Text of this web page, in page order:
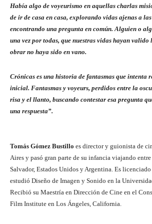
Había algo de voyeurismo en aquellas charlas
de ir de casa en casa, explorando vidas ajenas a
encontrando una pregunta en común. Alguien o
una vez por todas, que nuestras vidas hayan valido
obrar no haya sido en vano.
Crónicas es una historia de fantasmas que intenta
inicial. Fantasmas y voyeurs, perdidos entre la
risa y el llanto, buscando contestar esa pregunta
una respuesta”.
Tomás Gómez Bustillo es director y guionista de
Aires y pasó gran parte de su infancia viajando
Salvador, Estados Unidos y Argentina. Es
estudió Diseño de Imagen y Sonido en la
Recibió su Maestría en Dirección de Cine en el
Film Institute en Los Ángeles, California.